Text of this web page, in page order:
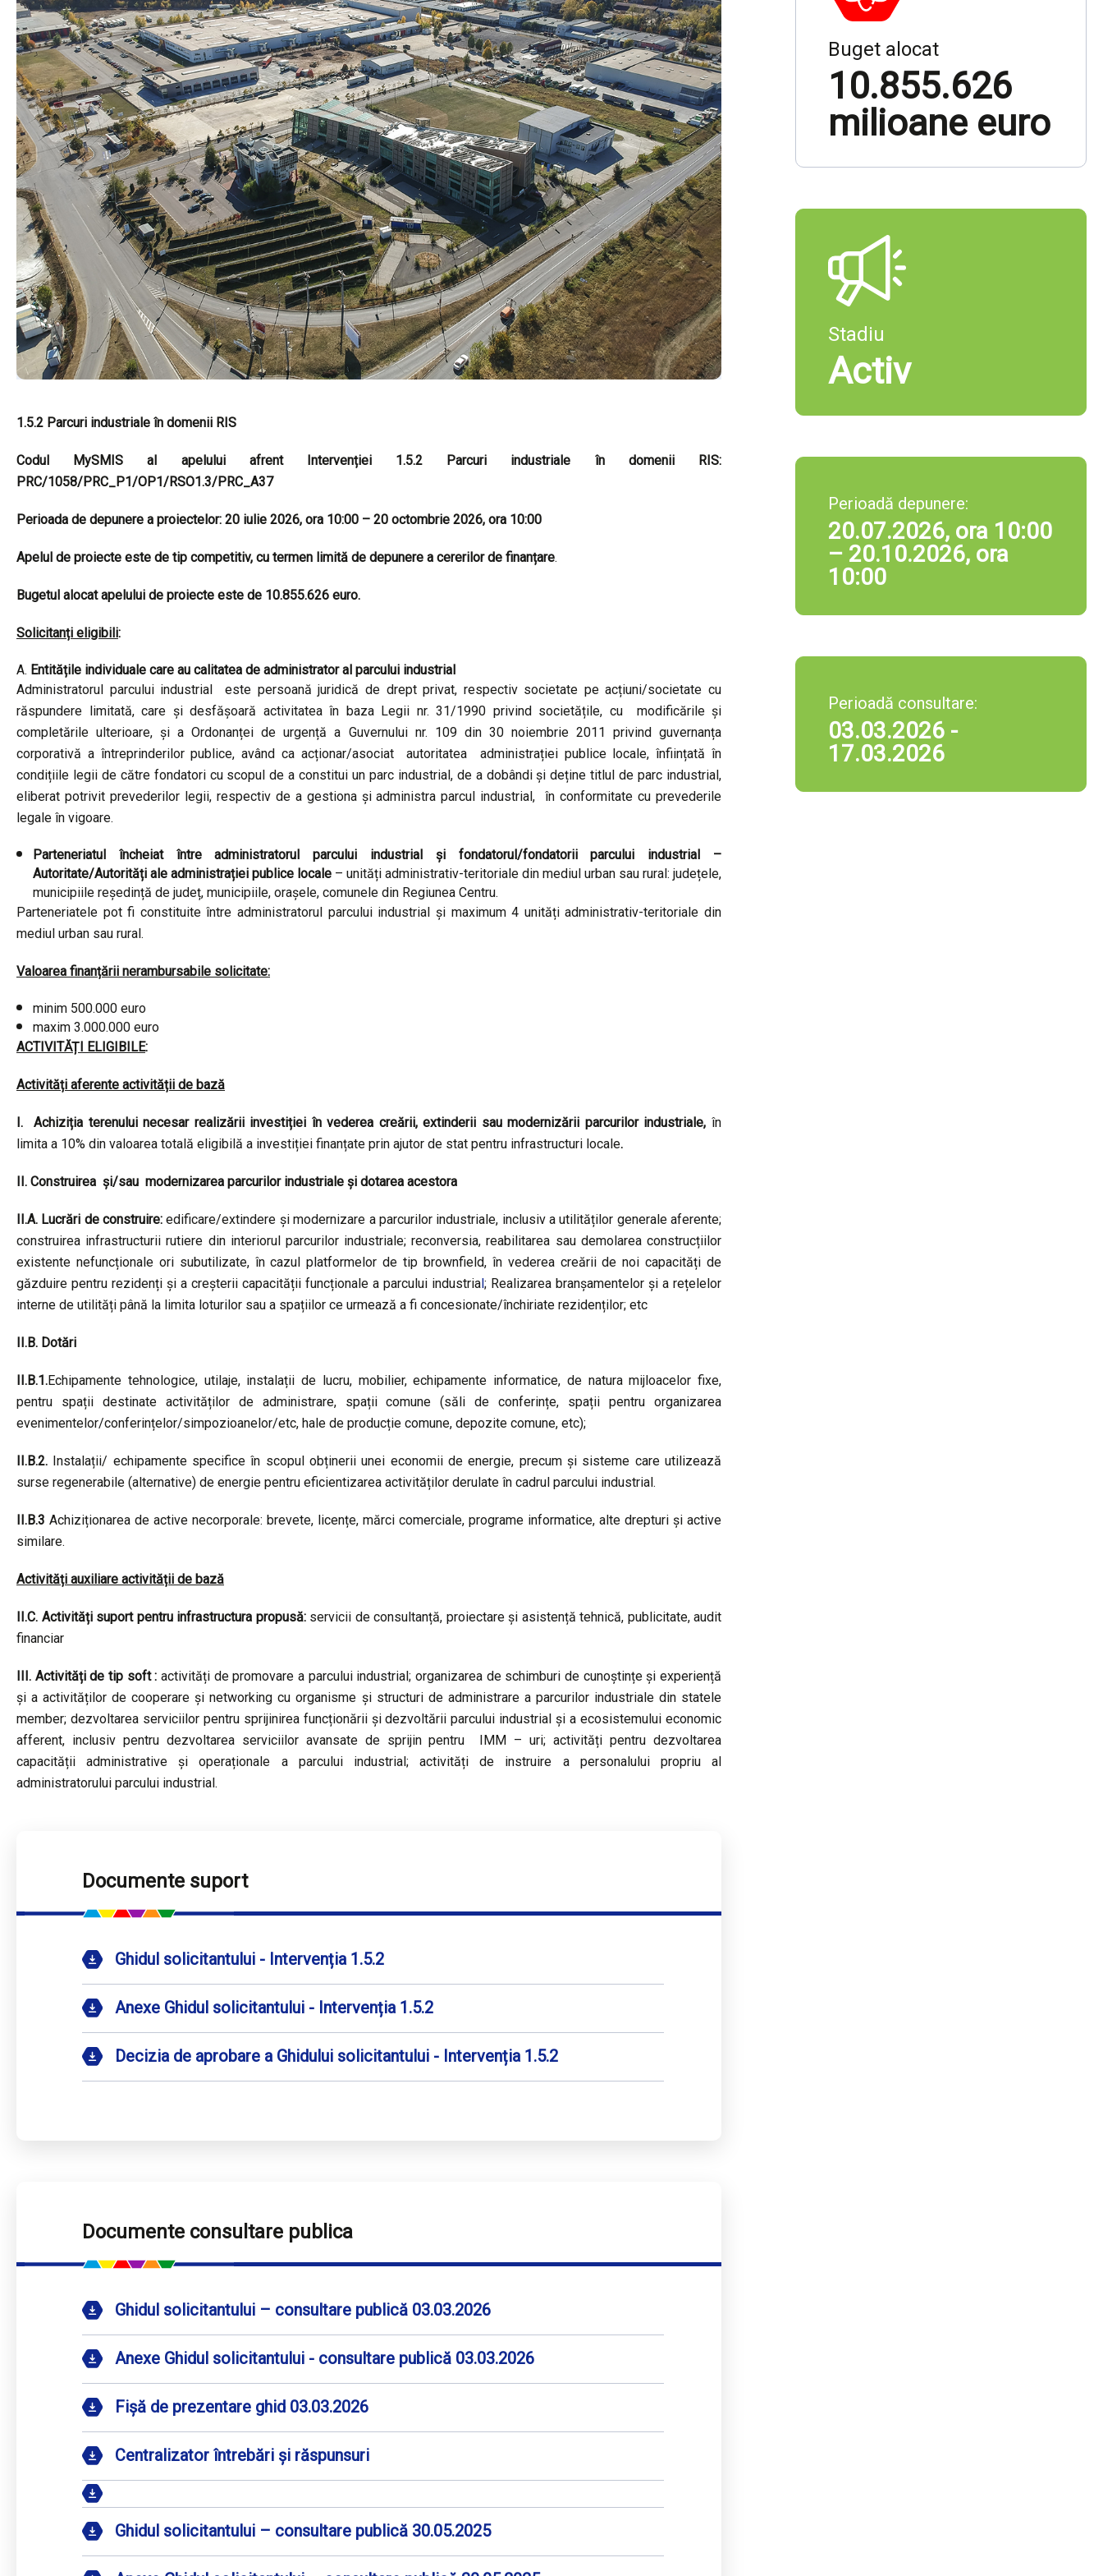
1.5.2 Parcuri industriale în domenii RIS
Codul MySMIS al apelului afrent Intervenției 1.5.2 Parcuri industriale în domenii RIS:
PRC/1058/PRC_P1/OP1/RSO1.3/PRC_A37
Perioada de depunere a proiectelor: 20 iulie 2026, ora 10:00 – 20 octombrie 2026, ora 10:00
Apelul de proiecte este de tip competitiv, cu termen limită de depunere a cererilor de finanțare.
Bugetul alocat apelului de proiecte este de 10.855.626 euro.
Solicitanți eligibili:
Entitățile individuale care au calitatea de administrator al parcului industrial
Administratorul parcului industrial este persoană juridică de drept privat, respectiv societate pe acțiuni/societate cu
răspundere limitată, care și desfășoară activitatea în baza Legii nr. 31/1990 privind societățile, cu modificările și
completările ulterioare, și a Ordonanței de urgență a Guvernului nr. 109 din 30 noiembrie 2011 privind guvernanța
corporativă a întreprinderilor publice, având ca acționar/asociat autoritatea administrației publice locale, înființată în
condițiile legii de către fondatori cu scopul de a constitui un parc industrial, de a dobândi şi deține titlul de parc industrial,
eliberat potrivit prevederilor legii, respectiv de a gestiona şi administra parcul industrial, în conformitate cu prevederile
legale în vigoare.
Parteneriatul încheiat între administratorul parcului industrial și fondatorul/fondatorii parcului industrial –
Autoritate/Autorități ale administrației publice locale – unități administrativ-teritoriale din mediul urban sau rural: județele,
municipiile reședință de județ, municipiile, orașele, comunele din Regiunea Centru.
Parteneriatele pot fi constituite între administratorul parcului industrial și maximum 4 unități administrativ-teritoriale din
mediul urban sau rural.
Valoarea finanțării nerambursabile solicitate:
minim 500.000 euro
maxim 3.000.000 euro
ACTIVITĂȚI ELIGIBILE:
Activități aferente activității de bază
I. Achiziția terenului necesar realizării investiției în vederea creării, extinderii sau modernizării parcurilor industriale, în
limita a 10% din valoarea totală eligibilă a investiției finanțate prin ajutor de stat pentru infrastructuri locale.
II. Construirea și/sau modernizarea parcurilor industriale și dotarea acestora
II.A. Lucrări de construire:edificare/extindere și modernizare a parcurilor industriale, inclusiv a utilităților generale aferente;
construirea infrastructurii rutiere din interiorul parcurilor industriale; reconversia, reabilitarea sau demolarea construcțiilor
existente nefuncționale ori subutilizate, în cazul platformelor de tip brownfield, în vederea creării de noi capacități de
găzduire pentru rezidenți și a creșterii capacității funcționale a parcului industria ; Realizarea branșamentelor și a rețelelor
interne de utilități până la limita loturilor sau a spațiilor ce urmează a fi concesionate/închiriate rezidenților; etc
II.B. Dotări
II.B.1.Echipamente tehnologice, utilaje, instalații de lucru, mobilier, echipamente informatice, de natura mijloacelor fixe,
pentru spații destinate activităților de administrare, spații comune (săli de conferințe, spații pentru organizarea
evenimentelor/conferințelor/simpozioanelor/etc, hale de producție comune, depozite comune, etc);
II.B.2. Instalații/ echipamente specifice în scopul obținerii unei economii de energie, precum şi sisteme care utilizează
surse regenerabile (alternative) de energie pentru eficientizarea activităților derulate în cadrul parcului industrial.
II.B.3 Achiziționarea de active necorporale: brevete, licențe, mărci comerciale, programe informatice, alte drepturi şi active
similare.
Activități auxiliare activității de bază
II.C. Activități suport pentru infrastructura propusă: servicii de consultanță, proiectare și asistență tehnică, publicitate, audit
financiar
III. Activități de tip soft : activități de promovare a parcului industrial; organizarea de schimburi de cunoștințe și experiență
și a activităților de cooperare și networking cu organisme și structuri de administrare a parcurilor industriale din statele
member; dezvoltarea serviciilor pentru sprijinirea funcționării și dezvoltării parcului industrial și a ecosistemului economic
afferent, inclusiv pentru dezvoltarea serviciilor avansate de sprijin pentru IMM – uri; activități pentru dezvoltarea
capacității administrative și operaționale a parcului industrial; activități de instruire a personalului propriu al
administratorului parcului industrial.
Documente suport
Ghidul solicitantului - Intervenția 1.5.2
Anexe Ghidul solicitantului - Intervenția 1.5.2
Decizia de aprobare a Ghidului solicitantului - Intervenția 1.5.2
Documente consultare publica
Ghidul solicitantului – consultare publică 03.03.2026
Anexe Ghidul solicitantului - consultare publică 03.03.2026
Fișă de prezentare ghid 03.03.2026
Centralizator întrebări și răspunsuri
Ghidul solicitantului – consultare publică 30.05.2025
Buget alocat
10.855.626
milioane euro
Stadiu
Activ
Perioadă depunere:
20.07.2026, ora 10:00
– 20.10.2026, ora
10:00
Perioadă consultare:
03.03.2026 -
17.03.2026